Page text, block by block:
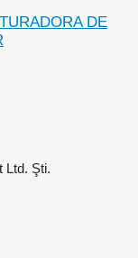
DE
Ltd. Şti.